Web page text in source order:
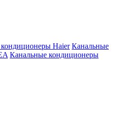
Haier Канальные
Канальные кондиционеры